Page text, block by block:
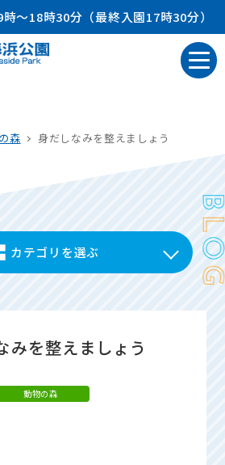
時～18時30分（最終入園17時30分）
森 身だしなみを整えましょう
カテゴリを選ぶ
みを整えましょう
動物の森